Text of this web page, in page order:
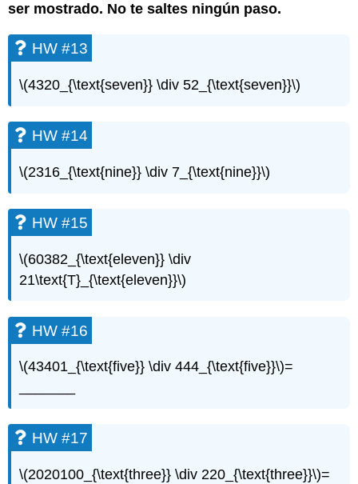
ser mostrado. No te saltes ningún paso.
HW #13
\(4320_{\text{seven}} \div 52_{\text{seven}}\)
HW #14
\(2316_{\text{nine}} \div 7_{\text{nine}}\)
HW #15
\(60382_{\text{eleven}} \div
21\text{T}_{\text{eleven}}\)
HW #16
\(43401_{\text{five}} \div 444_{\text{five}}\)=
HW #17
\(2020100_{\text{three}} \div 220_{\text{three}}\)=